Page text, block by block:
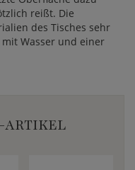
reißt. Die
des Tisches sehr
Wasser und einer
ARTIKEL